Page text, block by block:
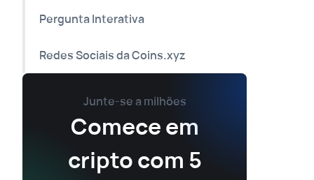
Pergunta Interativa
Redes Sociais da Coins.xyz
Junte-se a milhões
Comece em
cripto com 5